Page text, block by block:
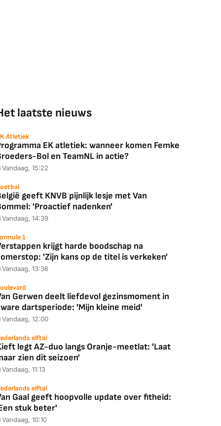
laatste nieuws
Atletiek
EK atletiek: wanneer komen Femke
Bol en TeamNL in actie?
Vandaag, 15:22
geeft KNVB pijnlijk lesje met Van
'Proactief nadenken'
Vandaag, 14:39
1
krijgt harde boodschap na
'Zijn kans op de titel is verkeken'
Vandaag, 13:36
Gerwen deelt liefdevol gezinsmoment in
dartsperiode: 'Mijn kleine meid'
Vandaag, 12:00
elftal
legt AZ-duo langs Oranje-meetlat: 'Laat
zien dit seizoen'
Vandaag, 11:13
elftal
Gaal geeft hoopvolle update over fitheid:
stuk beter'
Vandaag, 10:10